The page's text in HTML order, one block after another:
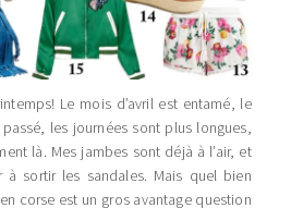
Le mois d’avril est entamé, le
les journées sont plus longues,
là. Mes jambes sont déjà à l’air, et
à sortir les sandales. Mais quel bien
corse est un gros avantage question